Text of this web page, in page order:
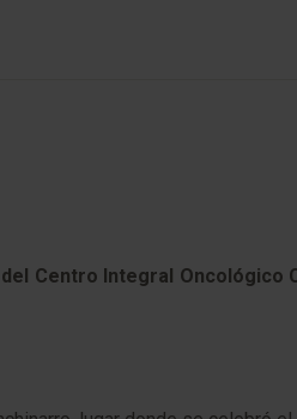
Centro Integral Oncológico